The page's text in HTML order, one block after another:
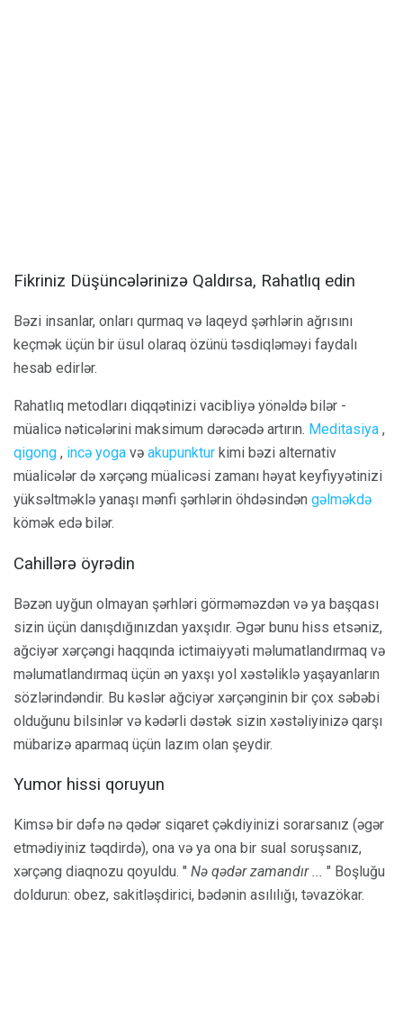
Fikriniz Düşüncələrinizə Qaldırsa, Rahatlıq edin
Bəzi insanlar, onları qurmaq və laqeyd şərhlərin ağrısını
keçmək üçün bir üsul olaraq özünü təsdiqləməyi faydalı
hesab edirlər.
Rahatlıq metodları diqqətinizi vacibliyə yönəldə bilər -
müalicə nəticələrini maksimum dərəcədə artırın. Meditasiya ,
qigong , incə yoga və akupunktur kimi bəzi alternativ
müalicələr də xərçəng müalicəsi zamanı həyat keyfiyyətinizi
yüksəltməklə yanaşı mənfi şərhlərin öhdəsindən gəlməkdə
kömək edə bilər.
Cahillərə öyrədin
Bəzən uyğun olmayan şərhləri görməməzdən və ya başqası
sizin üçün danışdığınızdan yaxşıdır. Əgər bunu hiss etsəniz,
ağciyər xərçəngi haqqında ictimaiyyəti məlumatlandırmaq və
məlumatlandırmaq üçün ən yaxşı yol xəstəliklə yaşayanların
sözlərindəndir. Bu kəslər ağciyər xərçənginin bir çox səbəbi
olduğunu bilsinlər və kədərli dəstək sizin xəstəliyinizə qarşı
mübarizə aparmaq üçün lazım olan şeydir.
Yumor hissi qoruyun
Kimsə bir dəfə nə qədər siqaret çəkdiyinizi sorarsanız (əgər
etmədiyiniz təqdirdə), ona və ya ona bir sual soruşsanız,
xərçəng diaqnozu qoyuldu. " Nə qədər zamandır ... " Boşluğu
doldurun: obez, sakitləşdirici, bədənin asılılığı, təvazökar.